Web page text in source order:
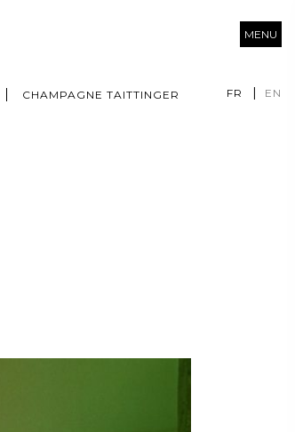
CHAMPAGNE TAITTINGER FR EN
MENU